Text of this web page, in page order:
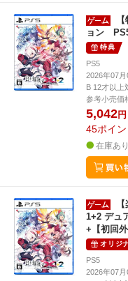
ョン
特典
PS5
2026年07
B 12才以上
参考小売価
5,042円
45ポイン
在庫あり
1+2 デュ
+【初回
オリジ
PS5
2026年07